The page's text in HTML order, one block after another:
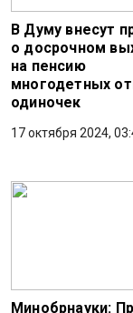
В Думу внесут
о досрочном
на пенсию
многодетных
одиночек
17 октября 2024,
Минобрнауки: